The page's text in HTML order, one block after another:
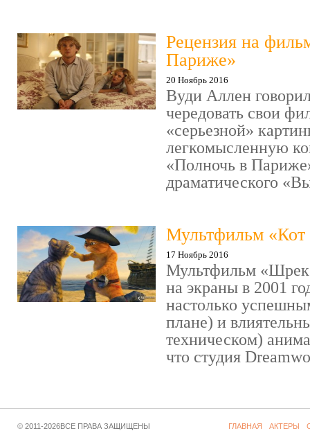
Рецензия на
Париже»
20 Ноябрь 2016
Вуди Аллен
чередовать свои
«серьезной»
легкомысленную
«Полночь в
драматического
Мультфильм «Кот
17 Ноябрь 2016
Мультфильм
на экраны в 2001
настолько
плане) и
техническом)
что студия
© 2011-2026ВСЕ ПРАВА ЗАЩИЩЕНЫ ГЛАВНАЯ АКТЕРЫ